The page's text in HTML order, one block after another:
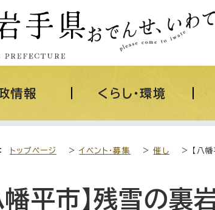
情報 くらし・環境
トップページ >イベント・募集 >催し > 【八
幡平市】残雪の裏